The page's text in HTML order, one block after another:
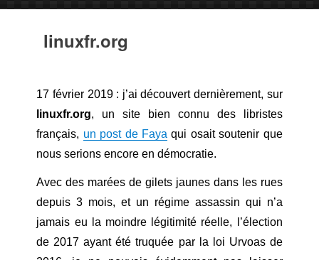
linuxfr.org
17 février 2019 : j’ai découvert dernièrement, sur
linuxfr.org, un site bien connu des libristes
français, un post de Faya qui osait soutenir que
nous serions encore en démocratie.
Avec des marées de gilets jaunes dans les rues
depuis 3 mois, et un régime assassin qui n’a
jamais eu la moindre légitimité réelle, l’élection
de 2017 ayant été truquée par la loi Urvoas de